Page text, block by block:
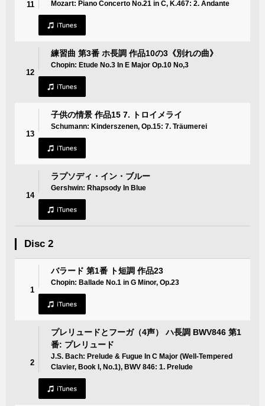
11 Mozart: Piano Concerto No.21 in C, K.467: 2. Andante
12
練習曲 第3番 ホ長調 作品10の3《別れの曲》
Chopin: Etude No.3 In E Major Op.10 No,3
13
子供の情景 作品15 7. トロイメライ
Schumann: Kinderszenen, Op.15: 7. Träumerei
14
ラプソディ・イン・ブルー
Gershwin: Rhapsody In Blue
Disc 2
1
バラード 第1番 ト短調 作品23
Chopin: Ballade No.1 in G Minor, Op.23
2
プレリュードとフーガ（4声） ハ長調 BWV846 第1
番: プレリュード
J.S. Bach: Prelude & Fugue In C Major (Well-Tempered
Clavier, Book I, No.1), BWV 846: 1. Prelude